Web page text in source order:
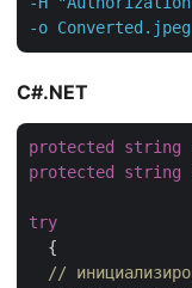
-o Converted.jpeg
C#.NET
protected string
protected
string
try
  {
//